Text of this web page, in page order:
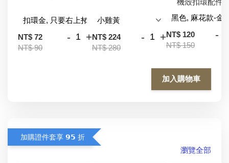
NT$ 72
NT$ 90
- +NT$ 224
NT$ 280
- +
機殼扣環配件
NT$ 120
NT$ 150
-
加入購物車
加購證件套享 𝟵𝟱 折
瀏覽全部